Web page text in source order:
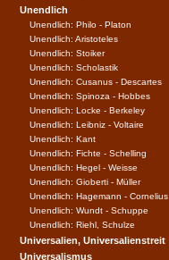
Unendlich
Unendlich: Philo - Platon
Unendlich: Aristoteles
Unendlich: Stoiker
Unendlich: Scholastik
Unendlich: Cusanus - Descartes
Unendlich: Spinoza - Hobbes
Unendlich: Locke - Berkeley
Unendlich: Leibniz - Voltaire
Unendlich: Kant
Unendlich: Fichte - Schelling
Unendlich: Hegel - Weisse
Unendlich: Gioberti - Müller
Unendlich: Hagemann - Cornelius
Unendlich: Wundt - Schuppe
Unendlich: Riehl, Schulze
Universalien, Universalienstreit
Universalismus